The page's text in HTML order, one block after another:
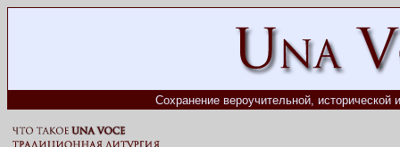
Сохранение вероучительной, исторической